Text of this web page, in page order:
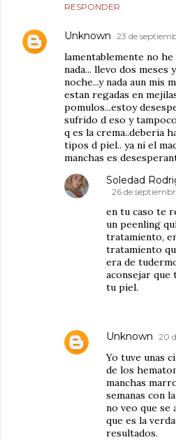
RESPONDER
Unknown 23 de
lamentablemente no
nada... llevo dos meses
noche...y nada aun mis
estan regadas en
pomulos...estoy
sufrido d eso y
q es la crema..deberia
tipos d piel.. ya ni el
manchas es
Soledad
26 de
en tu caso te
un peenling
tratamiento,
tratamiento
era de
aconsejar que
tu piel.
Unknown 20
Yo tuve unas
de los
manchas
semanas con
no veo que se
que es la
resultados.